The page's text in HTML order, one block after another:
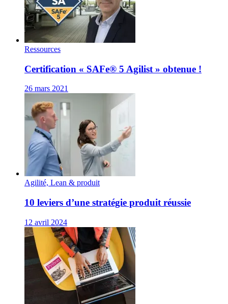
Ressources
Certification « SAFe® 5 Agilist » obtenue !
26 mars 2021
Agilité, Lean & produit
10 leviers d’une stratégie produit réussie
12 avril 2024